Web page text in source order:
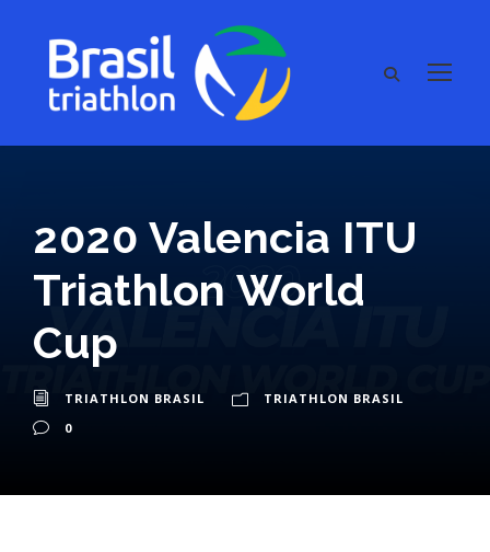
2020 Valencia ITU
Triathlon World
Cup
TRIATHLON BRASIL
TRIATHLON BRASIL
0